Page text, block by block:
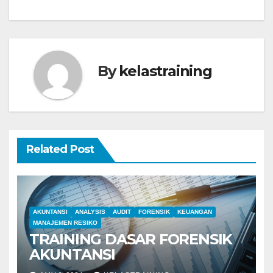
Bykelastraining
Related Post
AKUNTANSI ANALYSIS AUDIT FORENSIK
KEUANGAN
MANAJEMEN RESIKO
TRAINING DASAR FORENSIK
AKUNTANSI